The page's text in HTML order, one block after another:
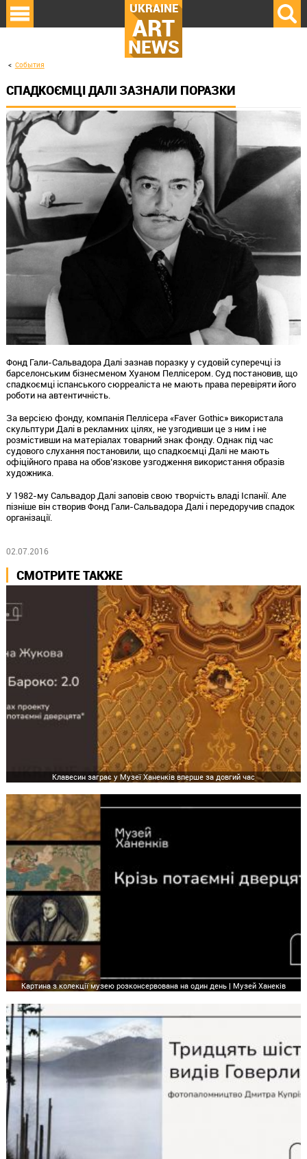
UKRAINE
ART
NEWS
События
СПАДКОЄМЦІ ДАЛІ ЗАЗНАЛИ ПОРАЗКИ
Фонд Гали-Сальвадора Далі зазнав поразку у судовій суперечці із
барселонським бізнесменом Хуаном Пеллісером. Суд постановив, що
спадкоємці іспанського сюрреаліста не мають права перевіряти його
роботи на автентичність.
За версією фонду, компанія Пеллісера «Faver Gothic» використала
скульптури Далі в рекламних цілях, не узгодивши це з ним і не
розмістивши на матеріалах товарний знак фонду. Однак під час
судового слухання постановили, що спадкоємці Далі не мають
офіційного права на обов’язкове узгодження використання образів
художника.
У 1982-му Сальвадор Далі заповів свою творчість владі Іспанії. Але
пізніше він створив Фонд Гали-Сальвадора Далі і передоручив спадок
організації.
02.07.2016
СМОТРИТЕ ТАКЖЕ
Клавесин заграє у Музеї Ханенків вперше за довгий час
Картина з колекції музею розконсервована на один день | Музей Ханеків